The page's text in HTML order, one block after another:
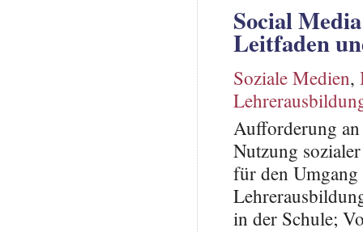
Social
Leitfaden
Soziale Medien,
Aufforderung
Nutzung
für den
in der Schule;